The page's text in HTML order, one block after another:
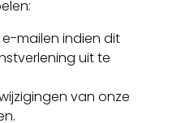
mailen indien dit
uit te
van onze